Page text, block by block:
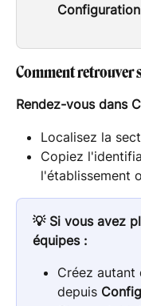
Comment retrouver
Rendez-vous dans
Localisez la
Copiez
l'établissement
💡 Si vous avez
équipes :
Créez autant
depuis